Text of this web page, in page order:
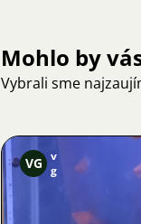
Mohlo by
Vybrali sme
VG v
g